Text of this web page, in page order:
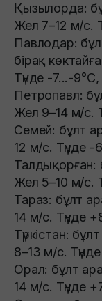
Қызылорда:
Жел 7–12 м/с.
Павлодар:
бірақ
Түнде -7...-9°C,
Петропавл:
Жел 9–14 м/с.
Семей: бұлт
12 м/с. Түнде -
Жел 5–10 м/с.
Тараз: бұлт
14 м/с. Түнде
Түркістан:
8–13 м/с.
Орал: бұлт
14 м/с. Түнде